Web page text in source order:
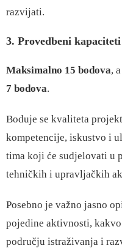
razvijati.
3. Provedbeni kapaciteti
Maksimalno 15 bodova,
7 bodova.
Boduje se kvaliteta
kompetencije, iskustvo i
tima koji će sudjelovati u
tehničkih i upravljačkih
Posebno je važno jasno
pojedine aktivnosti,
području istraživanja i